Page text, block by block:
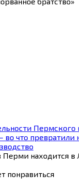
Пермского
что превратили
Перми находится в
понравиться